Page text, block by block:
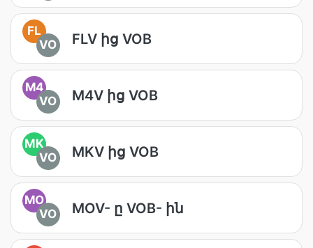
FL
VO
FLV ից VOB
M4
VO
M4V ից VOB
MK
VO
MKV ից VOB
MO
VO
MOV- ը VOB- ին